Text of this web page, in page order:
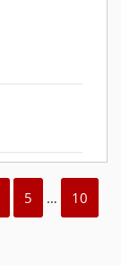
5 …
10